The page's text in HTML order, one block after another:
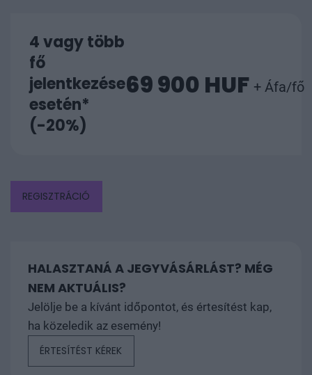
4 vagy több
fő
jelentkezése
esetén*
(-20%)
69 900 HUF + Áfa/fő
REGISZTRÁCIÓ
HALASZTANÁ A JEGYVÁSÁRLÁST? MÉG
NEM AKTUÁLIS?
Jelölje be a kívánt időpontot, és értesítést kap,
ha közeledik az esemény!
ÉRTESÍTÉST KÉREK